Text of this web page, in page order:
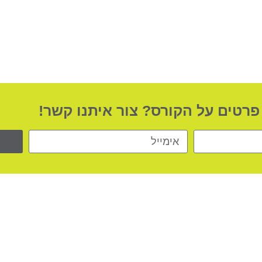
פרטים על הקורס? צור איתנו קשר!